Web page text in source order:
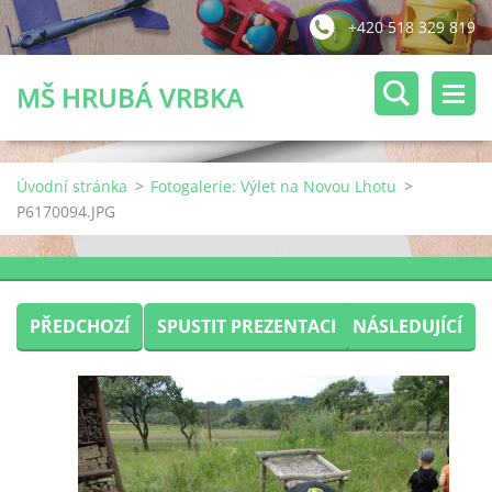
+420 518 329 819
MŠ HRUBÁ VRBKA
Úvodní stránka > Fotogalerie: Výlet na Novou Lhotu >
P6170094.JPG
PŘEDCHOZÍ SPUSTIT PREZENTACI NÁSLEDUJÍCÍ